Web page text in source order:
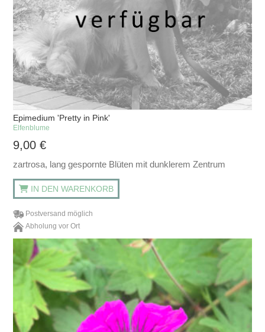
Epimedium 'Pretty in Pink'
Elfenblume
9,00€
zartrosa, lang gespornte Blüten mit dunklerem Zentrum
IN DEN WARENKORB
Postversand möglich
Abholung vor Ort